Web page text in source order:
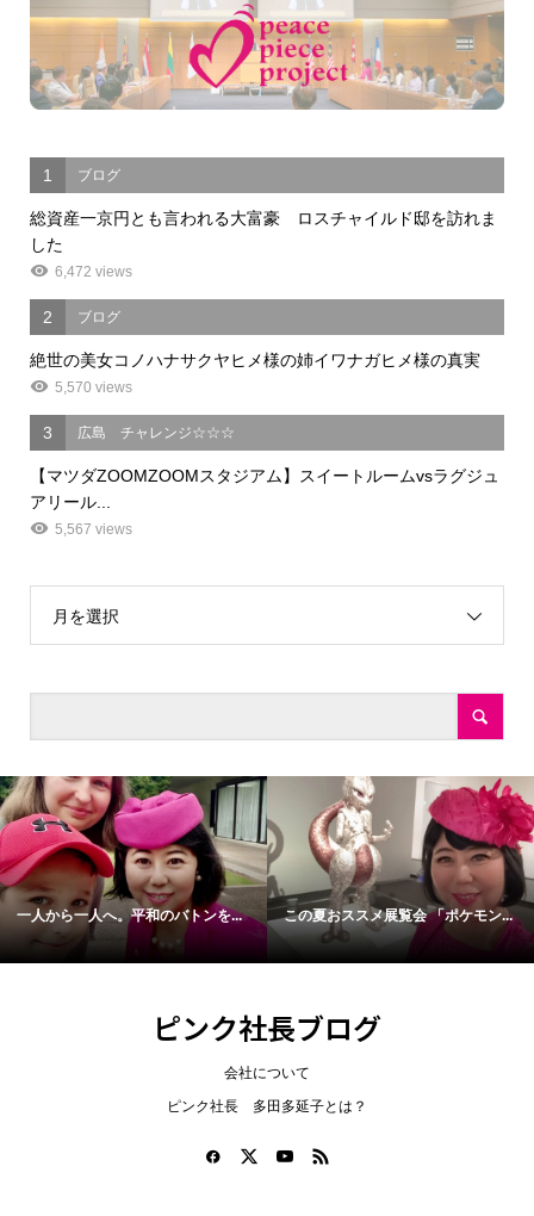
1 ブログ
総資産一京円とも言われる大富豪 ロスチャイルド邸を訪れま
した
6,472 views
2 ブログ
絶世の美女コノハナサクヤヒメ様の姉イワナガヒメ様の真実
5,570 views
3 広島 チャレンジ☆☆☆
【マツダZOOMZOOMスタジアム】スイートルームvsラグジュ
アリール...
5,567 views
月を選択
一人から一人へ。平和のバトンを... この夏おススメ展覧会 「ポケモン...
ピンク社長ブログ
会社について
ピンク社長 多田多延子とは？